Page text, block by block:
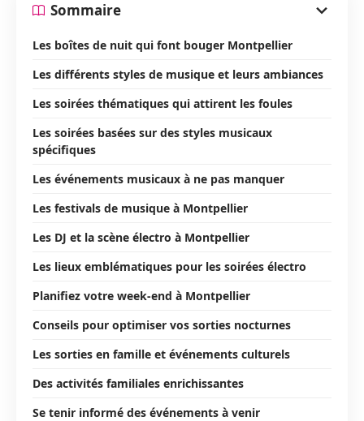
Sommaire
Les boîtes de nuit qui font bouger Montpellier
Les différents styles de musique et leurs ambiances
Les soirées thématiques qui attirent les foules
Les soirées basées sur des styles musicaux
spécifiques
Les événements musicaux à ne pas manquer
Les festivals de musique à Montpellier
Les DJ et la scène électro à Montpellier
Les lieux emblématiques pour les soirées électro
Planifiez votre week-end à Montpellier
Conseils pour optimiser vos sorties nocturnes
Les sorties en famille et événements culturels
Des activités familiales enrichissantes
Se tenir informé des événements à venir